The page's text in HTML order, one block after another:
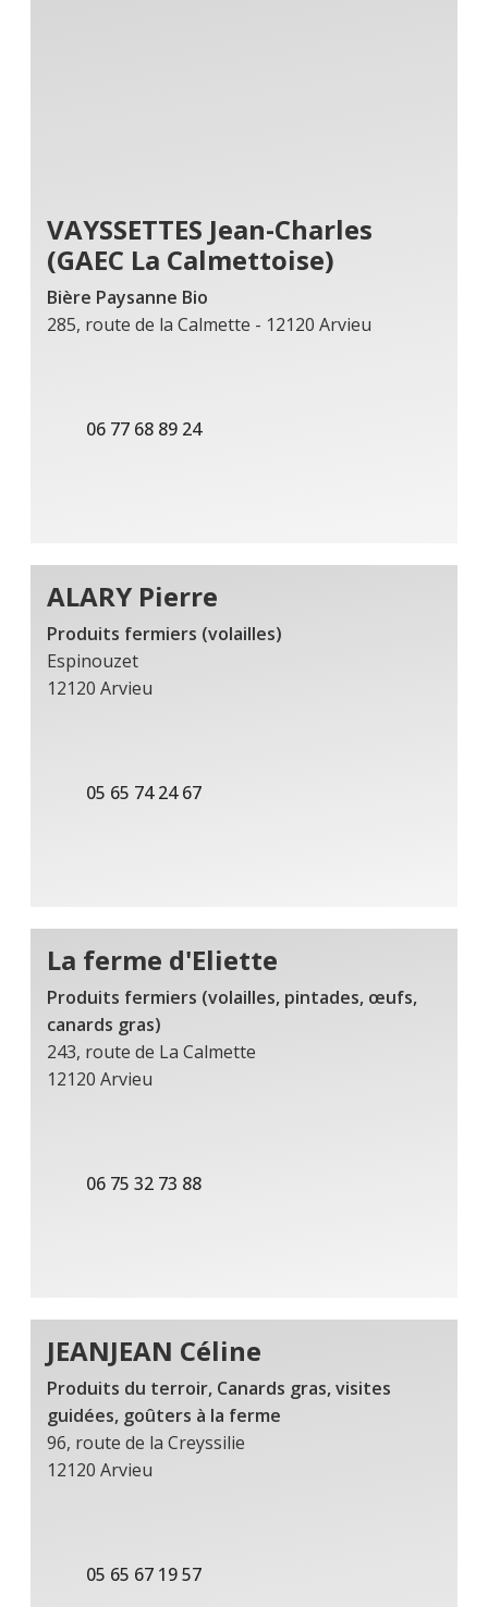
VAYSSETTES Jean-Charles
(GAEC La Calmettoise)
Bière Paysanne Bio
285, route de la Calmette - 12120 Arvieu
06 77 68 89 24
ALARY Pierre
Produits fermiers (volailles)
Espinouzet
12120 Arvieu
05 65 74 24 67
La ferme d'Eliette
Produits fermiers (volailles, pintades, œufs,
canards gras)
243, route de La Calmette
12120 Arvieu
06 75 32 73 88
JEANJEAN Céline
Produits du terroir, Canards gras, visites
guidées, goûters à la ferme
96, route de la Creyssilie
12120 Arvieu
05 65 67 19 57